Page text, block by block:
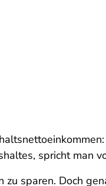
spricht man
sparen. Doch